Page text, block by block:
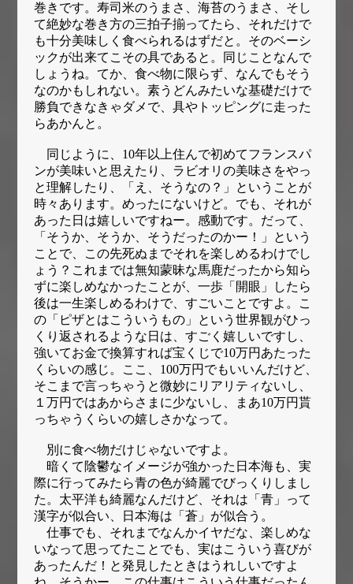
巻きです。寿司米のうまさ、海苔のうまさ、そし
て絶妙な巻き方の三拍子揃ってたら、それだけで
も十分美味しく食べられるはずだと。そのベーシ
ックが出来てこその具であると。同じことなんで
しょうね。てか、食べ物に限らず、なんでもそう
なのかもしれない。素うどんみたいな基礎だけで
勝負できなきゃダメで、具やトッピングに走った
らあかんと。
同じように、10年以上住んで初めてフランスパ
ンが美味いと思えたり、ラビオリの美味さをやっ
と理解したり、「え、そうなの？」ということが
時々あります。めったにないけど。でも、それが
あった日は嬉しいですねー。感動です。だって、
「そうか、そうか、そうだったのかー！」という
ことで、この先死ぬまでそれを楽しめるわけでし
ょう？これまでは無知蒙昧な馬鹿だったから知ら
ずに楽しめなかったことが、一歩「開眼」したら
後は一生楽しめるわけで、すごいことですよ。こ
の「ピザとはこういうもの」という世界観がひっ
くり返されるような日は、すごく嬉しいですし、
強いてお金で換算すれば宝くじで10万円あたった
くらいの感じ。ここ、100万円でもいいんだけど、
そこまで言っちゃうと微妙にリアリティないし、
１万円ではあからさまに少ないし、まあ10万円貰
っちゃうくらいの嬉しさかなって。
別に食べ物だけじゃないですよ。
暗くて陰鬱なイメージが強かった日本海も、実
際に行ってみたら青の色が綺麗でびっくりしまし
た。太平洋も綺麗なんだけど、それは「青」って
漢字が似合い、日本海は「蒼」が似合う。
仕事でも、それまでなんかイヤだな、楽しめな
いなって思ってたことでも、実はこういう喜びが
あったんだ！と発見したときはうれしいですよ